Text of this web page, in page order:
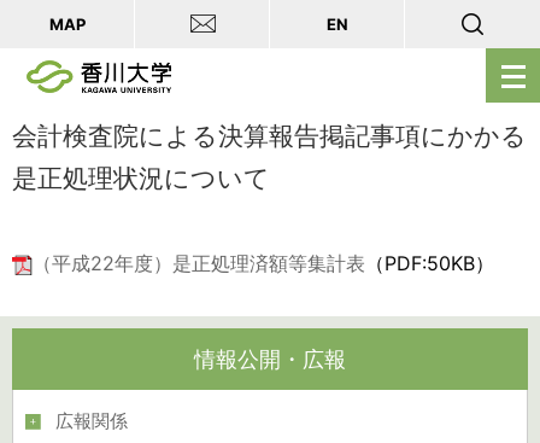
メ
ニ
ュ
MAP EN
会計検査院による決算報告掲記事項にかかる
是正処理状況について
（平成22年度）是正処理済額等集計表 （PDF:50KB）
情報公開・広報
広報関係